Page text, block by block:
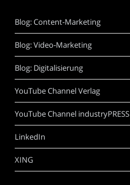
Blog: Content-Marketing
Blog: Video-Marketing
Blog: Digitalisierung
YouTube Channel Verlag
YouTube Channel industryPRESS
LinkedIn
XING